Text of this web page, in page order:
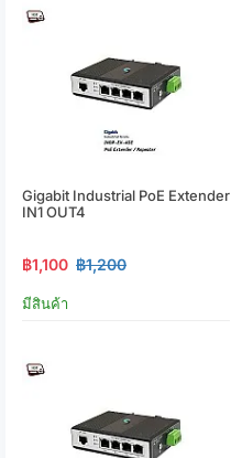
Gigabit Industrial PoE Extender
IN1 OUT4
฿1,100 ฿1,200
มีสินค้า